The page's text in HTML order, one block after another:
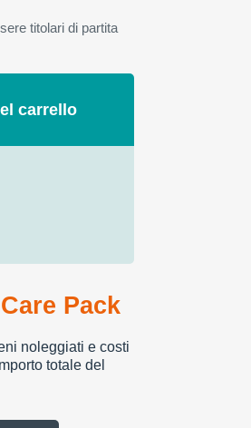
titolari di partita
carrello
Pack
noleggiati e costi
totale del